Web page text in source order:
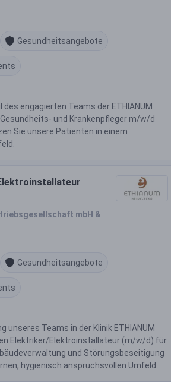
Gesundheitsangebote
des engagierten Teams der ETHIANUM
und Krankenpfleger m/w/d
Sie unsere Patienten in einem
mbH &
Gesundheitsangebote
unseres Teams in der Klinik ETHIANUM
Elektriker/Elektroinstallateur (m/w/d) für
und Störungsbeseitigung
hygienisch anspruchsvollen Umfeld.